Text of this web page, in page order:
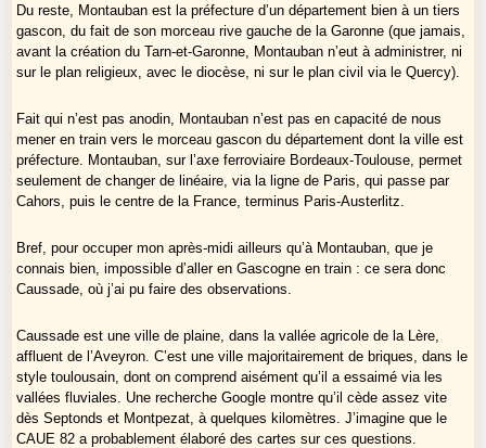
Du reste, Montauban est la préfecture d’un département bien à un tiers
gascon, du fait de son morceau rive gauche de la Garonne (que jamais,
avant la création du Tarn-et-Garonne, Montauban n’eut à administrer, ni
sur le plan religieux, avec le diocèse, ni sur le plan civil via le Quercy).
Fait qui n’est pas anodin, Montauban n’est pas en capacité de nous
mener en train vers le morceau gascon du département dont la ville est
préfecture. Montauban, sur l’axe ferroviaire Bordeaux-Toulouse, permet
seulement de changer de linéaire, via la ligne de Paris, qui passe par
Cahors, puis le centre de la France, terminus Paris-Austerlitz.
Bref, pour occuper mon après-midi ailleurs qu’à Montauban, que je
connais bien, impossible d’aller en Gascogne en train : ce sera donc
Caussade, où j’ai pu faire des observations.
Caussade est une ville de plaine, dans la vallée agricole de la Lère,
affluent de l’Aveyron. C’est une ville majoritairement de briques, dans le
style toulousain, dont on comprend aisément qu’il a essaimé via les
vallées fluviales. Une recherche Google montre qu’il cède assez vite
dès Septonds et Montpezat, à quelques kilomètres. J’imagine que le
CAUE 82 a probablement élaboré des cartes sur ces questions.